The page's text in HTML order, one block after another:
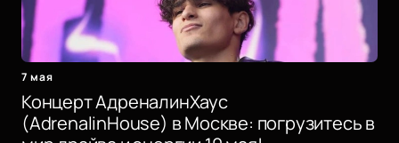
7 мая
Концерт АдреналинХаус
(AdrenalinHouse) в Москве: погрузитесь в